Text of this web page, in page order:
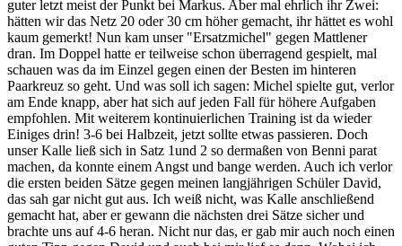
guter letzt meist der Punkt bei Markus. Aber mal ehrlich ihr Zwei:
hätten wir das Netz 20 oder 30 cm höher gemacht, ihr hättet es wohl
kaum gemerkt! Nun kam unser "Ersatzmichel" gegen Mattlener
dran. Im Doppel hatte er teilweise schon überragend gespielt, mal
schauen was da im Einzel gegen einen der Besten im hinteren
Paarkreuz so geht. Und was soll ich sagen: Michel spielte gut, verlor
am Ende knapp, aber hat sich auf jeden Fall für höhere Aufgaben
empfohlen. Mit weiterem kontinuierlichen Training ist da wieder
Einiges drin! 3-6 bei Halbzeit, jetzt sollte etwas passieren. Doch
unser Kalle ließ sich in Satz 1und 2 so dermaßen von Benni parat
machen, da konnte einem Angst und bange werden. Auch ich verlor
die ersten beiden Sätze gegen meinen langjährigen Schüler David,
das sah gar nicht gut aus. Ich weiß nicht, was Kalle anschließend
gemacht hat, aber er gewann die nächsten drei Sätze sicher und
brachte uns auf 4-6 heran. Nicht nur das, er gab mir auch noch einen